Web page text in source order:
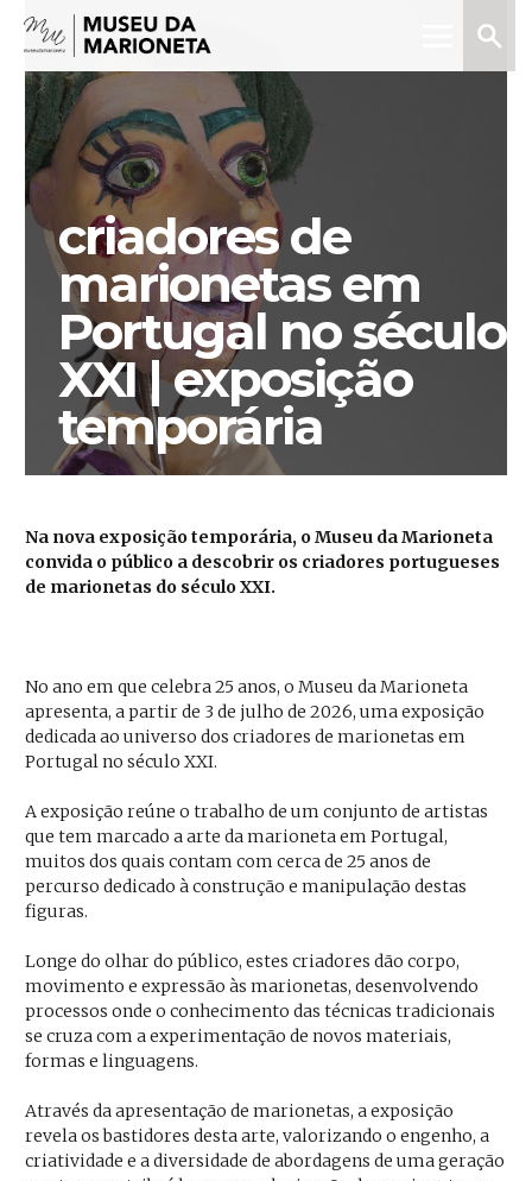
Museu
da
Marioneta
criadores de
marionetas em
Portugal no século
XXI | exposição
temporária
Na nova exposição temporária, o Museu da Marioneta
convida o público a descobrir os criadores portugueses
de marionetas do século XXI.
No ano em que celebra 25 anos, o Museu da Marioneta
apresenta, a partir de 3 de julho de 2026, uma exposição
dedicada ao universo dos criadores de marionetas em
Portugal no século XXI.
A exposição reúne o trabalho de um conjunto de artistas
que tem marcado a arte da marioneta em Portugal,
muitos dos quais contam com cerca de 25 anos de
percurso dedicado à construção e manipulação destas
figuras.
Longe do olhar do público, estes criadores dão corpo,
movimento e expressão às marionetas, desenvolvendo
processos onde o conhecimento das técnicas tradicionais
se cruza com a experimentação de novos materiais,
formas e linguagens.
Através da apresentação de marionetas, a exposição
revela os bastidores desta arte, valorizando o engenho, a
criatividade e a diversidade de abordagens de uma geração